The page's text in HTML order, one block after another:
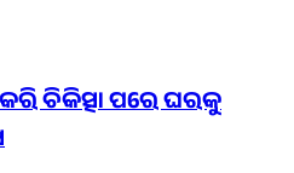
ଚିକିତ୍ସା ପରେ ଘରକୁ